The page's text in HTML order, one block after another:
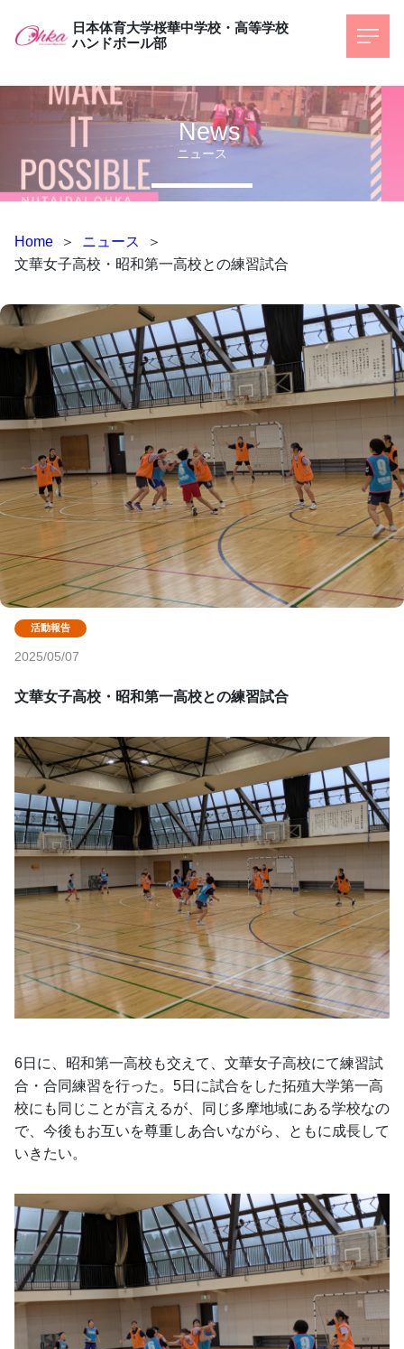
日本体育大学桜華中学校・高等学校
ハンドボール部
ニュース
News
Home ＞ ニュース
＞
文華女子高校・昭和第一高校との練習試合
2025/05/07
文華女子高校・昭和第一高校との練習試合
6日に、昭和第一高校も交えて、文華女子高校にて練習試
合・合同練習を行った。5日に試合をした拓殖大学第一高
校にも同じことが言えるが、同じ多摩地域にある学校なの
で、今後もお互いを尊重しあ合いながら、ともに成長して
いきたい。